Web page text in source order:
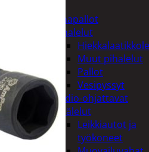
Ilmapallot
Pihalelut
Muut pihalelut
Pallot
Vesipyssyt
Radio-ohjattavat
Sisälelut
Leikkiautot ja
työkoneet